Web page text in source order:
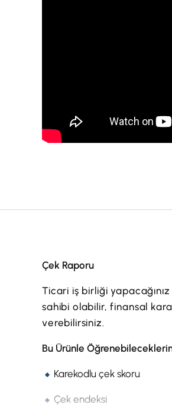
Çek Raporu
Ticari iş birliği
sahibi olabilir, finansal
verebilirsiniz.
Bu Ürünle
Karekodlu çek skoru
Çek endeksi